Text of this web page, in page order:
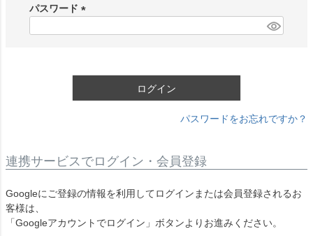
)
パスワード
ログイン
パスワードをお忘れですか？
連携サービスでログイン・会員登録
Googleにご登録の情報を利用してログインまたは会員登録されるお
客様は、
「Googleアカウントでログイン」ボタンよりお進みください。